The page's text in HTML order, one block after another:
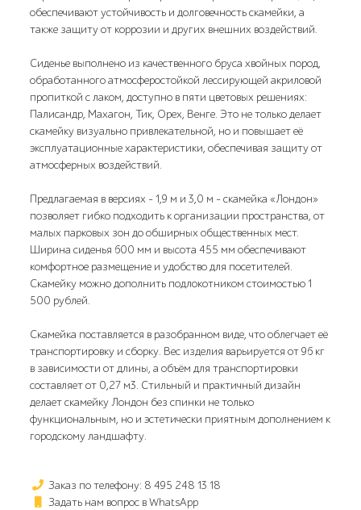
обеспечивают устойчивость и долговечность скамейки, а
также защиту от коррозии и других внешних воздействий.
Сиденье выполнено из качественного бруса хвойных пород,
обработанного атмосферостойкой лессирующей акриловой
пропиткой с лаком, доступно в пяти цветовых решениях:
Палисандр, Махагон, Тик, Орех, Венге. Это не только делает
скамейку визуально привлекательной, но и повышает её
эксплуатационные характеристики, обеспечивая защиту от
атмосферных воздействий.
Предлагаемая в версиях – 1,9 м и 3,0 м – скамейка «Лондон»
позволяет гибко подходить к организации пространства, от
малых парковых зон до обширных общественных мест.
Ширина сиденья 600 мм и высота 455 мм обеспечивают
комфортное размещение и удобство для посетителей.
Скамейку можно дополнить подлокотником стоимостью 1
500 рублей.
Скамейка поставляется в разобранном виде, что облегчает её
транспортировку и сборку. Вес изделия варьируется от 96 кг
в зависимости от длины, а объём для транспортировки
составляет от 0,27 м3. Стильный и практичный дизайн
делает скамейку Лондон без спинки не только
функциональным, но и эстетически приятным дополнением к
городскому ландшафту.
Заказ по телефону: 8 495 248 13 18
Задать нам вопрос в WhatsApp